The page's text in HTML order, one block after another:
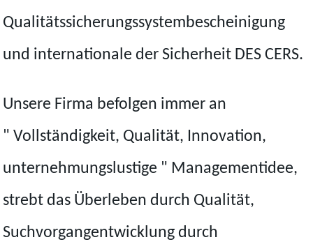
Qualitätssicherungssystembescheinigung
und internationale der Sicherheit DES CERS.
Unsere Firma befolgen immer an
" Vollständigkeit, Qualität, Innovation,
unternehmungslustige " Managementidee,
strebt das Überleben durch Qualität,
Suchvorgangentwicklung durch